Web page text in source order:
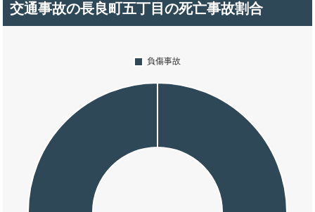
交通事故の長良町五丁目の死亡事故割合